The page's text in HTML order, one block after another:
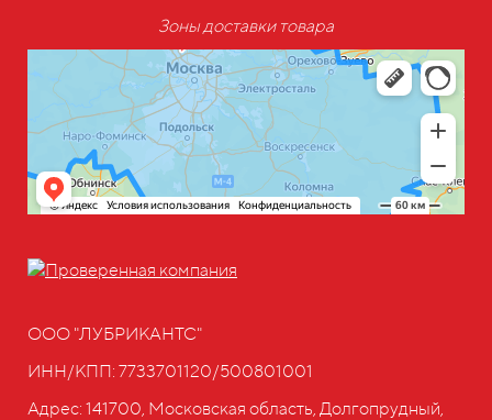
Зоны доставки товара
ООО "ЛУБРИКАНТС"
ИНН/КПП: 7733701120/500801001
Адрес: 141700, Московская область, Долгопрудный,